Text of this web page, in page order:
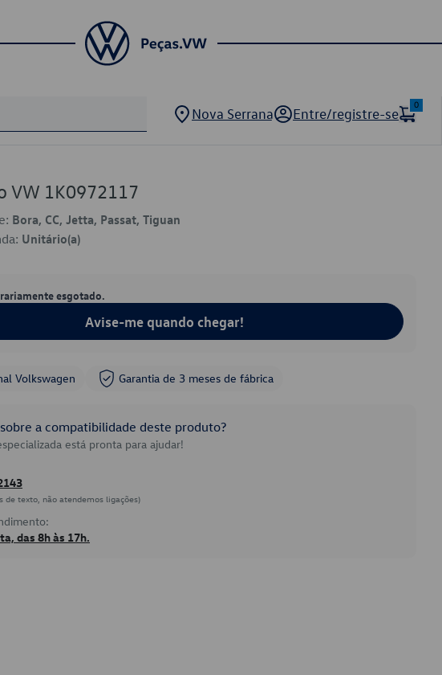
Nova Serrana Entre/registre-se
0
VW 1K0972117
Bora, CC, Jetta, Passat, Tiguan
Unitário(a)
esgotado.
Avise-me quando chegar!
Volkswagen Garantia de 3 meses de fábrica
a compatibilidade deste produto?
está pronta para ajudar!
de texto, não atendemos ligações)
das 8h às 17h.